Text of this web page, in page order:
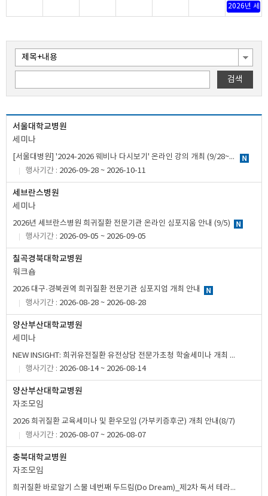
2026년 세브
검색
서울대학교병원
세미나
[서울대병원] '2024-2026 웨비나 다시보기' 온라인 강의 개최 (9/28~10/11)
행사기간 : 2026-09-28 ~ 2026-10-11
세브란스병원
세미나
2026년 세브란스병원 희귀질환 전문기관 온라인 심포지움 안내 (9/5)
행사기간 : 2026-09-05 ~ 2026-09-05
칠곡경북대학교병원
워크숍
2026 대구·경북권역 희귀질환 전문기관 심포지엄 개최 안내
행사기간 : 2026-08-28 ~ 2026-08-28
양산부산대학교병원
세미나
NEW INSIGHT: 희귀유전질환 유전상담 전문가초청 학술세미나 개최 안내 (8/14)
행사기간 : 2026-08-14 ~ 2026-08-14
양산부산대학교병원
자조모임
2026 희귀질환 교육세미나 및 환우모임 (가부키증후군) 개최 안내(8/7)
행사기간 : 2026-08-07 ~ 2026-08-07
충북대학교병원
자조모임
희귀질환 바로알기 스물 네번째 두드림(Do Dream)_제2차 독서 테라피